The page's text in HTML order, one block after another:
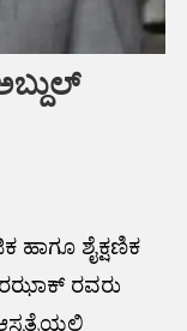
ಹಾಗೂ ಶೈಕ್ಷಣಿಕ
ರಝಾಕ್ ರವರು